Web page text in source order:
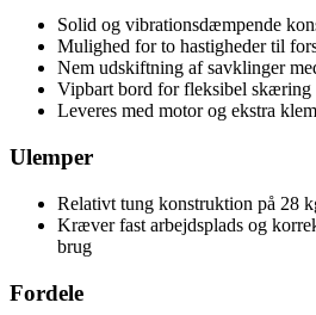
Solid og vibrationsdæmpende
Mulighed for to hastigheder til
Nem udskiftning af savklinger
Vipbart bord for fleksibel skæring
Leveres med motor og ekstra
Ulemper
Relativt tung konstruktion på 28
Kræver fast arbejdsplads og
brug
Fordele